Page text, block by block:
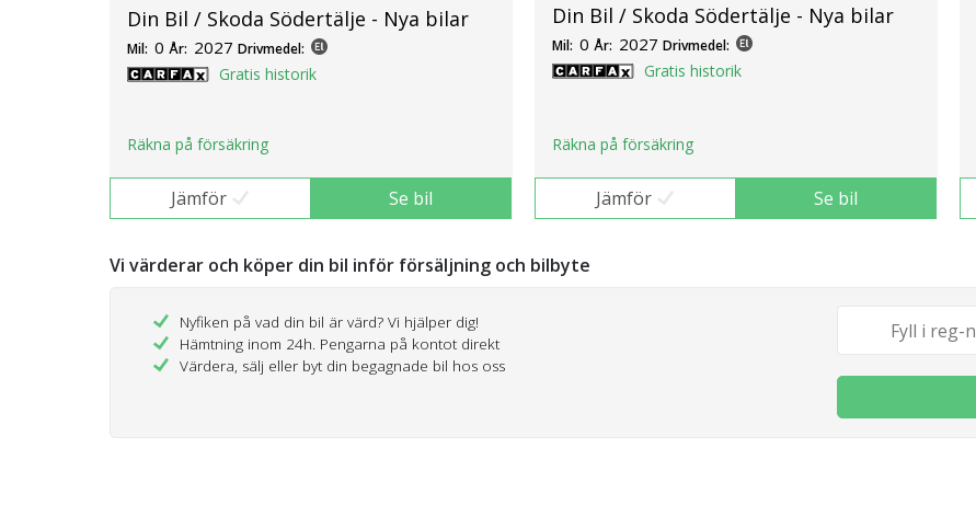
Din Bil / Skoda Södertälje - Nya bilar
Mil: 0 År: 2027 Drivmedel:
Gratis historik
Räkna på försäkring
Jämför Se bil
Din Bil / Skoda Södertälje - Nya bilar
Mil: 0 År: 2027 Drivmedel:
Gratis historik
Räkna på försäkring
Jämför Se bil
Vi värderar och köper din bil inför försäljning och bilbyte
Nyfiken på vad din bil är värd? Vi hjälper dig!
Hämtning inom 24h. Pengarna på kontot direkt
Värdera, sälj eller byt din begagnade bil hos oss